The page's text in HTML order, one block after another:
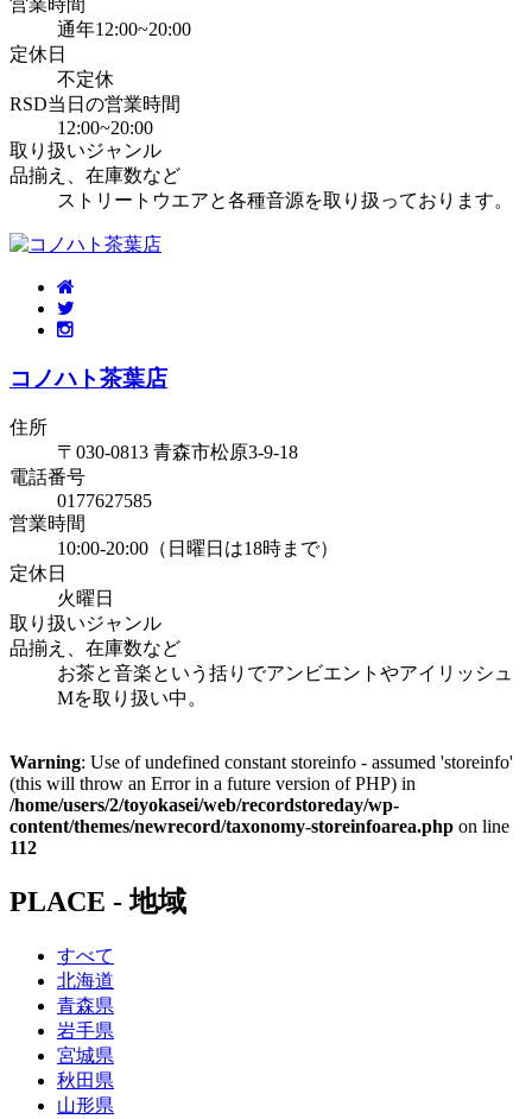
営業時間
通年12:00~20:00
定休日
不定休
RSD当日の営業時間
12:00~20:00
取り扱いジャンル
品揃え、在庫数など
ストリートウエアと各種音源を取り扱っております。
コノハト茶葉店
住所
〒030-0813 青森市松原3-9-18
電話番号
0177627585
営業時間
10:00-20:00（日曜日は18時まで）
定休日
火曜日
取り扱いジャンル
品揃え、在庫数など
お茶と音楽という括りでアンビエントやアイリッシュ
Mを取り扱い中。
Warning: Use of undefined constant storeinfo - assumed 'storeinfo'
(this will throw an Error in a future version of PHP) in
/home/users/2/toyokasei/web/recordstoreday/wp-
content/themes/newrecord/taxonomy-storeinfoarea.php on line
112
PLACE - 地域
すべて
北海道
青森県
岩手県
宮城県
秋田県
山形県